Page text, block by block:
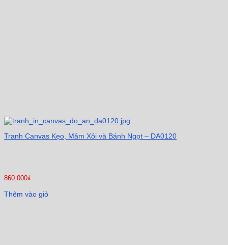
Tranh Canvas Kẹo, Mâm Xôi và Bánh Ngọt – DA0120
860.000₫
Thêm vào giỏ